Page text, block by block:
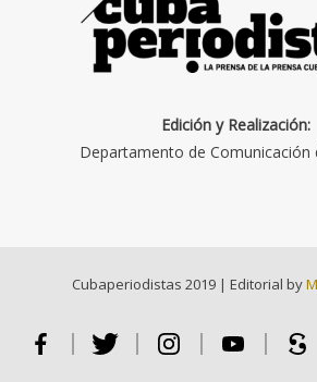
Edición y Realización:
Departamento de Comunicación
Cubaperiodistas 2019 | Editorial by
Facebook Twitter Instagram Youtube Scribd